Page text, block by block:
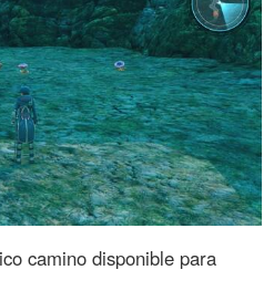
camino disponible para